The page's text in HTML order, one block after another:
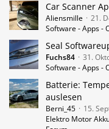
Car Scanner
Aliensmille
21.
Software - Apps -
Seal
Fuchs84
31.
Software - Apps -
Batterie:
auslesen
Berni_45
15.
Elektro Motor